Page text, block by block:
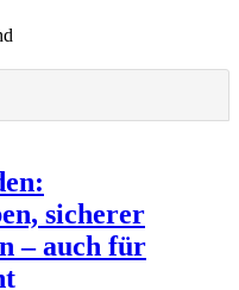
sicherer
– auch für